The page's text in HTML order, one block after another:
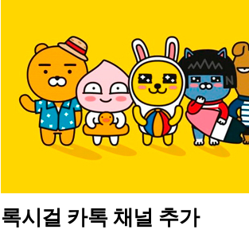
록시걸 카톡 채널 추가